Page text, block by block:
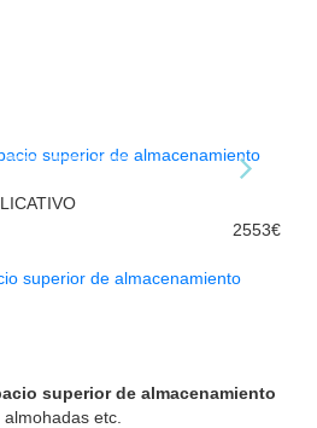
2553€
superior de almacenamiento
superior de almacenamiento
etc.